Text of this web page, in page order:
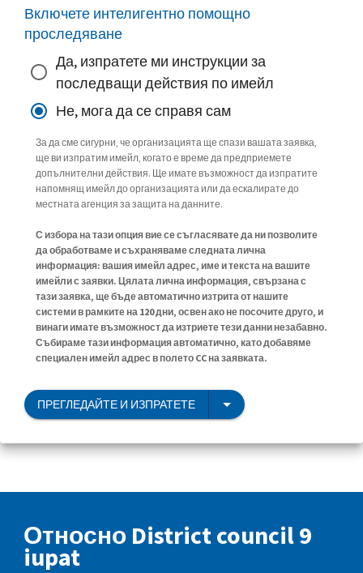
Включете интелигентно помощно
проследяване
Да, изпратете ми инструкции за
последващи действия по имейл
Не, мога да се справя сам
За да сме сигурни, че организацията ще спази вашата заявка,
ще ви изпратим имейл, когато е време да предприемете
допълнителни действия. Ще имате възможност да изпратите
напомнящ имейл до организацията или да ескалирате до
местната агенция за защита на данните.
С избора на тази опция вие се съгласявате да ни позволите
да обработваме и съхраняваме следната лична
информация: вашия имейл адрес, име и текста на вашите
имейли с заявки. Цялата лична информация, свързана с
тази заявка, ще бъде автоматично изтрита от нашите
системи в рамките на 120 дни, освен ако не посочите друго, и
винаги имате възможност да изтриете тези данни незабавно.
Събираме тази информация автоматично, като добавяме
специален имейл адрес в полето CC на заявката.
ПРЕГЛЕДАЙТЕ И ИЗПРАТЕТЕ
Относно District council 9
iupat